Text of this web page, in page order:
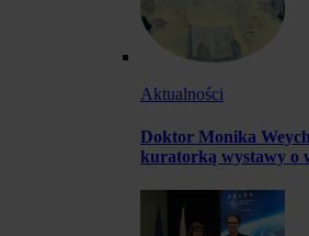
Aktualności
Doktor Monika
kuratorką wystawy o